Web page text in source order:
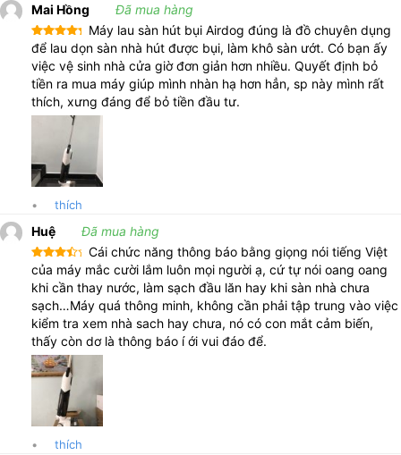
Mai Hồng Đã mua hàng
Được xếp
hạng55
sao
Máy lau sàn hút bụi Airdog đúng là đồ chuyên dụng
để lau dọn sàn nhà hút được bụi, làm khô sàn ướt. Có bạn ấy
việc vệ sinh nhà cửa giờ đơn giản hơn nhiều. Quyết định bỏ
tiền ra mua máy giúp mình nhàn hạ hơn hẳn, sp này mình rất
thích, xưng đáng để bỏ tiền đầu tư.
• thích
Huệ Đã mua hàng
Được
xếp
hạng4
Cái chức năng thông báo bằng giọng nói tiếng Việt
của máy mắc cười lắm luôn mọi người ạ, cứ tự nói oang oang
khi cần thay nước, làm sạch đầu lăn hay khi sàn nhà chưa
sạch…Máy quá thông minh, không cần phải tập trung vào việc
kiểm tra xem nhà sach hay chưa, nó có con mắt cảm biến,
thấy còn dơ là thông báo í ới vui đáo để.
• thích